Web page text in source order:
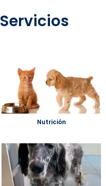
Servicios
Nutrición